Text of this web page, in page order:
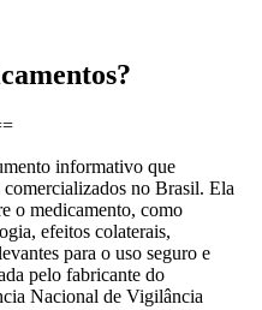
informativo que
no Brasil. Ela
o medicamento, como
efeitos colaterais,
para o uso seguro e
pelo fabricante do
Nacional de Vigilância